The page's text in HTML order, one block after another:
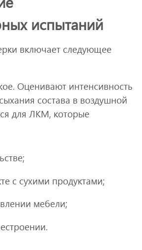
испытаний
включает следующее
Оценивают интенсивность
состава в воздушной
для ЛКМ, которые
с сухими продуктами;
мебели;